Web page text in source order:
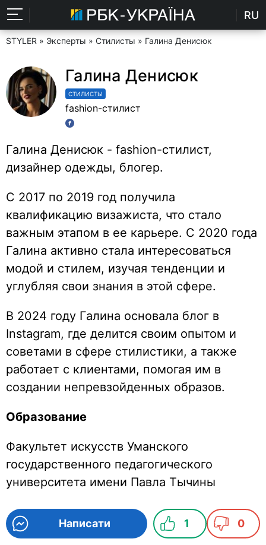
RU
STYLER » Эксперты » Стилисты » Галина Денисюк
Галина Денисюк
СТИЛИСТЫ
fashion-стилист
Галина Денисюк - fashion-стилист,
дизайнер одежды, блогер.
С 2017 по 2019 год получила
квалификацию визажиста, что стало
важным этапом в ее карьере. С 2020 года
Галина активно стала интересоваться
модой и стилем, изучая тенденции и
углубляя свои знания в этой сфере.
В 2024 году Галина основала блог в
Instagram, где делится своим опытом и
советами в сфере стилистики, а также
работает с клиентами, помогая им в
создании непревзойденных образов.
Образование
Факультет искусств Уманского
государственного педагогического
университета имени Павла Тычины
Написати 1 0